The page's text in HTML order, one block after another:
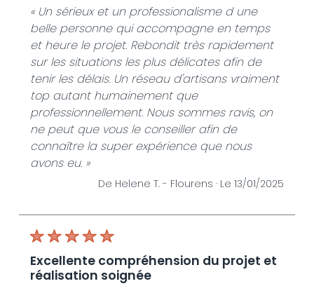
« Un sérieux et un professionalisme d une
belle personne qui accompagne en temps
et heure le projet. Rebondit très rapidement
sur les situations les plus délicates afin de
tenir les délais. Un réseau d'artisans vraiment
top autant humainement que
professionnellement. Nous sommes ravis, on
ne peut que vous le conseiller afin de
connaître la super expérience que nous
avons eu. »
De Helene T. - Flourens · Le 13/01/2025
excellente compréhension du projet et
réalisation soignée